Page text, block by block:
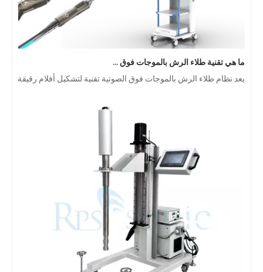
يعد نظام طلاء الرش بالموجات فوق الصوتية تقنية لتشكيل أفلام